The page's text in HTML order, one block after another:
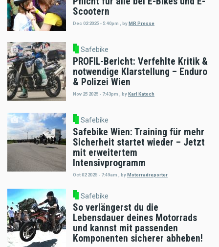
Scootern
Dec 02 2025 - 5:40pm , by MR Presse
Safebike
PROFIL-Bericht: Verfehlte Kritik &
notwendige Klarstellung – Enduro
& Polizei Wien
Nov 25 2025 - 7:43pm , byKarl Katoch
Safebike
Safebike Wien: Training für mehr
Sicherheit startet wieder – Jetzt
mit erweitertem
Intensivprogramm
Oct 02 2025 - 7:49am byMotorradreporter
Safebike
So verlängerst du die
Lebensdauer deines Motorrads
und kannst mit passenden
Komponenten sicherer abheben!